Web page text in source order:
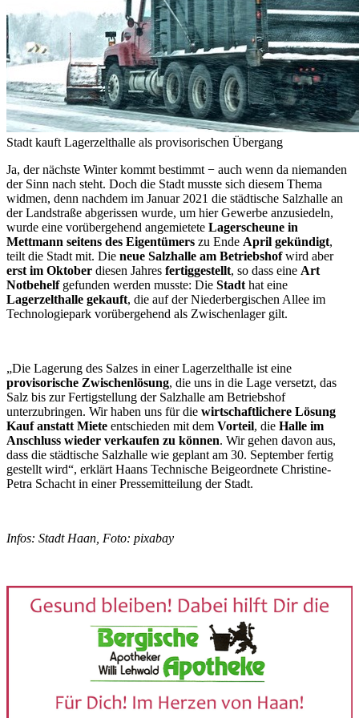
Stadt kauft Lagerzelthalle als provisorischen Übergang
Ja, der nächste Winter kommt bestimmt − auch wenn da niemanden
der Sinn nach steht. Doch die Stadt musste sich diesem Thema
widmen, denn nachdem im Januar 2021 die städtische Salzhalle an
der Landstraße abgerissen wurde, um hier Gewerbe anzusiedeln,
wurde eine vorübergehend angemietete Lagerscheune in
Mettmann seitens des Eigentümers zu Ende April gekündigt,
teilt die Stadt mit. Die neue Salzhalle am Betriebshofwird aber
erst im Oktober diesen Jahres fertiggestellt, so dass eine Art
Notbehelfgefunden werden musste: Die Stadt hat eine
Lagerzelthalle gekauft, die auf der Niederbergischen Allee im
Technologiepark vorübergehend als Zwischenlager gilt.
„Die Lagerung des Salzes in einer Lagerzelthalle ist eine
provisorische Zwischenlösung, die uns in die Lage versetzt, das
Salz bis zur Fertigstellung der Salzhalle am Betriebshof
unterzubringen. Wir haben uns für die wirtschaftlichere Lösung
Kauf anstatt Miete entschieden mit dem Vorteil, die Halle im
Anschluss wieder verkaufen zu können. Wir gehen davon aus,
dass die städtische Salzhalle wie geplant am 30. September fertig
gestellt wird“, erklärt Haans Technische Beigeordnete Christine-
Petra Schacht in einer Pressemitteilung der Stadt.
Infos: Stadt Haan, Foto: pixabay